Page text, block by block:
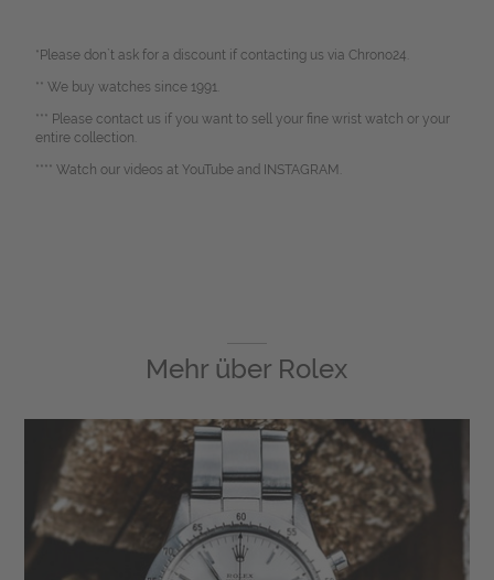
*Please don`t ask for a discount if contacting us via Chrono24.
** We buy watches since 1991.
*** Please contact us if you want to sell your fine wrist watch or your
entire collection.
**** Watch our videos at YouTube and INSTAGRAM.
Mehr über Rolex